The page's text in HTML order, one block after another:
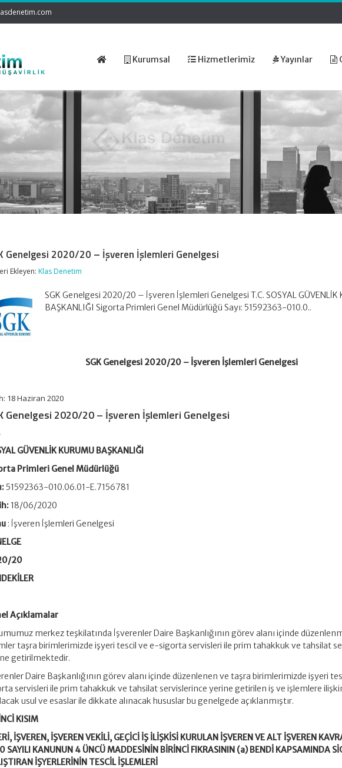
Kurumsal Hizmetlerimiz Yayınlar
Genelgesi 2020/20 – İşveren İşlemleri Genelgesi
Ekleyen:Klas Denetim
SGK Genelgesi 2020/20 – İşveren İşlemleri Genelgesi T.C. SOSYAL GÜVENLİK
BAŞKANLIĞI Sigorta Primleri Genel Müdürlüğü Sayı: 51592363-010.0..
SGK Genelgesi 2020/20 – İşveren İşlemleri Genelgesi
18 Haziran 2020
Genelgesi 2020/20 – İşveren İşlemleri Genelgesi
GÜVENLİK KURUMU BAŞKANLIĞI
Primleri Genel Müdürlüğü
51592363-010.06.01-E.7156781
18/06/2020
: İşveren İşlemleri Genelgesi
20
Açıklamalar
merkez teşkilatında İşverenler Daire Başkanlığının görev alanı içinde
taşra birimlerimizde işyeri tescil ve e-sigorta servisleri ile prim tahakkuk ve tahsilat
getirilmektedir.
Daire Başkanlığının görev alanı içinde düzenlenen ve taşra birimlerimizde işyeri
servisleri ile prim tahakkuk ve tahsilat servislerince yerine getirilen iş ve işlemlere
usul ve esaslar ile dikkate alınacak hususlar bu genelgede açıklanmıştır.
KISIM
İŞVEREN, İŞVEREN VEKİLİ, GEÇİCİ İŞ İLİŞKİSİ KURULAN İŞVEREN VE ALT İŞVEREN
SAYILI KANUNUN 4 ÜNCÜ MADDESİNİN BİRİNCİ FIKRASININ (a) BENDİ KAPSAMINDA
İŞYERLERİNİN TESCİL İŞLEMLERİ